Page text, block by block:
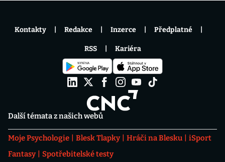
Další témata z našich webů
Moje Psychologie Blesk Tlapky Hráči na Blesku
iSport
Fantasy
Spotřebitelské testy
Kontakty Redakce Inzerce Předplatné
RSS Kariéra